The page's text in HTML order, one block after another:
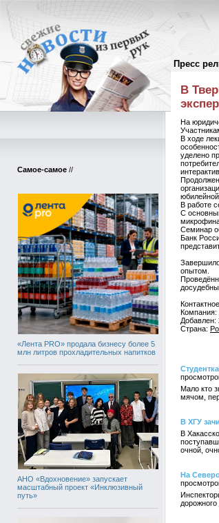
Пресс
Самое-самое //
«Лента PRO» продала бизнесу более 5
млн литров прохладительных напитков
АНО «Вдохновение» запускает
масштабный проект «Инклюзивный
путь»
Пресс-
В
На
В ходе
уделено
В работе
С
Семинар
Банк
опытом.
Компания:
Добавлен:
Страна:
Мало кто
мячом,
В ХГУ
В
очной,
На